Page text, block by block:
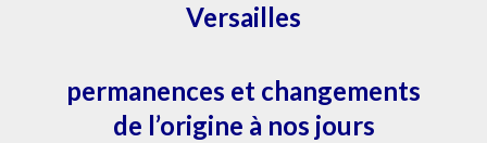
Versailles
permanences et changements
de l’origine à nos jours